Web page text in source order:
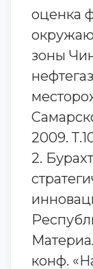
оценка
зоны
2009.
2.
конф.